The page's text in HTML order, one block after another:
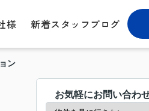
様 新着スタッフブログ
ン
お気軽にお問い合わ